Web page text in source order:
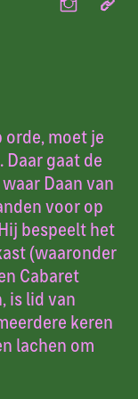
orde, moet je
Daar gaat de
Daan van
voor op
bespeelt het
(waaronder
Cabaret
is lid van
keren
lachen om